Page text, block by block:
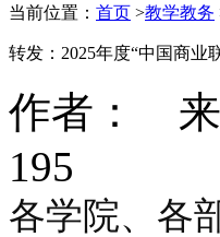
当前位置： 首页 >教学教务
转发：2025年度“中国商业
作者： 来
195
各学院、各